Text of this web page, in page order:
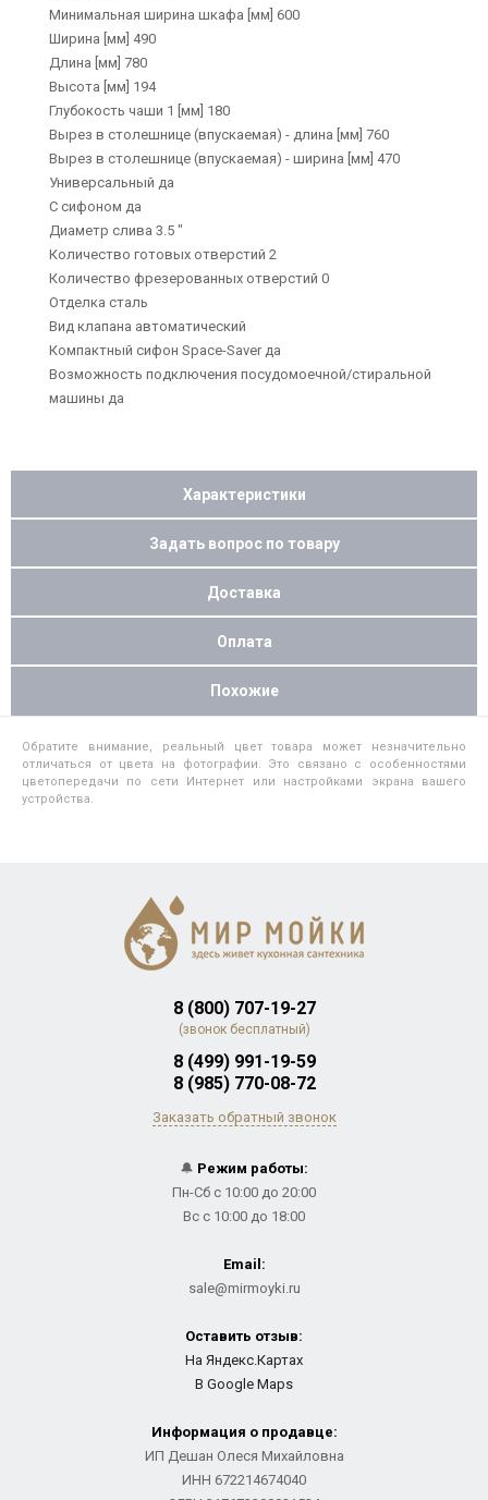
Минимальная ширина шкафа [мм] 600
Ширина [мм] 490
Длина [мм] 780
Высота [мм] 194
Глубокость чаши 1 [мм] 180
Вырез в столешнице (впускаемая) - длина [мм] 760
Вырез в столешнице (впускаемая) - ширина [мм] 470
Универсальный да
С сифоном да
Диаметр слива 3.5 "
Количество готовых отверстий 2
Количество фрезерованных отверстий 0
Отделка сталь
Вид клапана автоматический
Компактный сифон Space-Saver да
Возможность подключения посудомоечной/стиральной
машины да
Характеристики
Задать вопрос по товару
Доставка
Оплата
Похожие
Обратите внимание, реальный цвет товара может незначительно
отличаться от цвета на фотографии. Это связано с особенностями
цветопередачи по сети Интернет или настройками экрана вашего
устройства.
8 (800) 707-19-27
(звонок бесплатный)
8 (499) 991-19-59
8 (985) 770-08-72
Заказать обратный звонок
🔔 Режим работы:
Пн-Сб с 10:00 до 20:00
Вс с 10:00 до 18:00
Email:
sale@mirmoyki.ru
Оставить отзыв:
На Яндекс.Картах
В Google Maps
Информация о продавце:
ИП Дешан Олеся Михайловна
ИНН 672214674040